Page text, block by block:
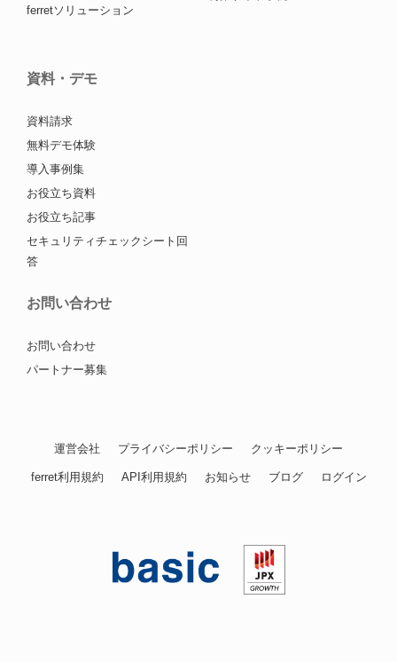
ferretソリューション
資料・デモ
資料請求
無料デモ体験
導入事例集
お役立ち資料
お役立ち記事
セキュリティチェックシート回
答
お問い合わせ
お問い合わせ
パートナー募集
運営会社 プライバシーポリシー クッキーポリシー
ferret利用規約 API利用規約 お知らせ ブログ ログイン